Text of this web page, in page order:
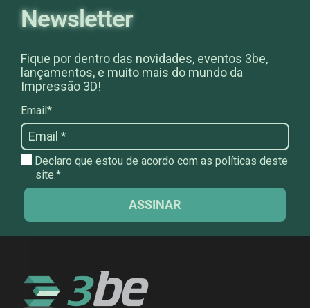
Newsletter
Fique por dentro das novidades, eventos 3be,
lançamentos, e muito mais do mundo da
Impressão 3D!
Email*
Declaro que estou de acordo com as políticas deste
site.*
ASSINAR